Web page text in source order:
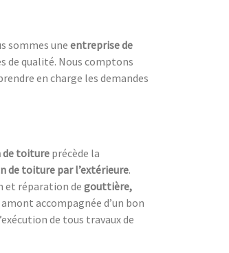
sommes une entreprise de
de qualité. Nous comptons
en charge les demandes
de toitureprécède la
de toiturepar l’extérieure.
et réparation de gouttière,
accompagnée d’un bon
de tous travaux de